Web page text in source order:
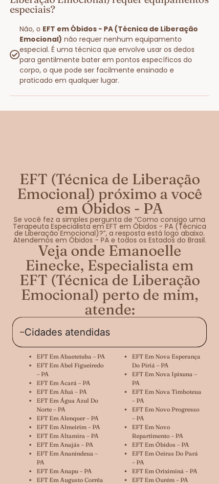
especiais?
Não, o EFT em Óbidos - PA (Técnica de Liberação
Emocional) não requer nenhum equipamento
especial. É uma técnica que envolve usar os dedos
para gentilmente bater em pontos específicos do
corpo, o que pode ser facilmente ensinado e
praticado em qualquer lugar.
EFT (Técnica de Liberação
Emocional) próximo a você
em Óbidos - PA
Se você fez a simples pergunta de “Como consigo uma
Terapeuta Especialista em EFT em Óbidos - PA (Técnica
de Liberação Emocional)?”, a resposta está logo abaixo.
Atendemos em Óbidos - PA e todos os Estados do Brasil.
Veja onde Emanoelle
Einecke, Especialista em
EFT (Técnica de Liberação
Emocional) perto de mim,
atende:
Cidades atendidas
EFT Em Abaetetuba – PA
EFT Em Abel Figueiredo
– PA
EFT Em Acará – PA
EFT Em Afuá – PA
EFT Em Água Azul Do
Norte – PA
EFT Em Alenquer – PA
EFT Em Almeirim – PA
EFT Em Altamira – PA
EFT Em Anajás – PA
EFT Em Ananindeua –
PA
EFT Em Anapu – PA
EFT Em Augusto Corrêa
EFT Em Nova Esperança
Do Piriá – PA
EFT Em Nova Ipixuna –
PA
EFT Em Nova Timboteua
– PA
EFT Em Novo Progresso
– PA
EFT Em Novo
Repartimento – PA
EFT Em Óbidos – PA
EFT Em Oeiras Do Pará
– PA
EFT Em Oriximiná – PA
EFT Em Ourém – PA